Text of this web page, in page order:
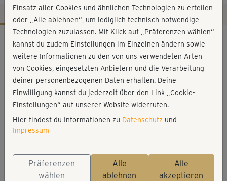
Workout-Facts
leicht
28 Min
139 kcal
Anette Alvaredo
gerolltes Handtuch, Matte
Einsatz aller Cookies und ähnlichen Technologien zu erteilen
oder „Alle ablehnen“, um lediglich technisch notwendige
Technologien zuzulassen. Mit Klick auf „Präferenzen wählen“
kannst du zudem Einstellungen im Einzelnen ändern sowie
weitere Informationen zu den von uns verwendeten Arten
von Cookies, eingesetzten Anbietern und die Verarbeitung
deiner personenbezogenen Daten erhalten. Deine
Einwilligung kannst du jederzeit über den Link „Cookie-
Einstellungen“ auf unserer Website widerrufen.
Hier findest du Informationen zu Datenschutz und
Impressum
Präferenzen
wählen
Alle
ablehnen
Alle
akzeptieren